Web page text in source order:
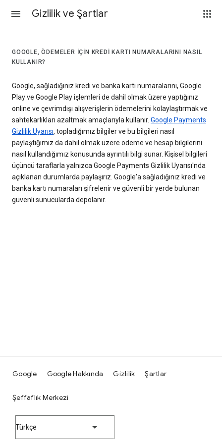
Gizlilik ve Şartlar
GOOGLE, ÖDEMELER IÇIN KREDI KARTI NUMARALARINI NASIL
KULLANIR?
Google, sağladığınız kredi ve banka kartı numaralarını, Google
Play ve Google Play işlemleri de dahil olmak üzere yaptığınız
online ve çevrimdışı alışverişlerin ödemelerini kolaylaştırmak ve
sahtekarlıkları azaltmak amaçlarıyla kullanır. Google Payments
Gizlilik Uyarısı, topladığımız bilgiler ve bu bilgileri nasıl
paylaştığımız da dahil olmak üzere ödeme ve hesap bilgilerini
nasıl kullandığımız konusunda ayrıntılı bilgi sunar. Kişisel bilgileri
üçüncü taraflarla yalnızca Google Payments Gizlilik Uyarısı'nda
açıklanan durumlarda paylaşırız. Google'a sağladığınız kredi ve
banka kartı numaraları şifrelenir ve güvenli bir yerde bulunan
güvenli sunucularda depolanır.
Google Google Hakkında Gizlilik Şartlar
Şeffaflık Merkezi
Türkçe